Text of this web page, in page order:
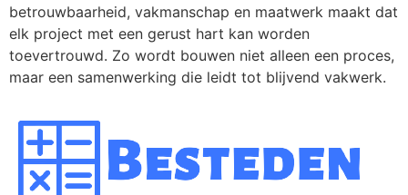
betrouwbaarheid, vakmanschap en maatwerk maakt dat
elk project met een gerust hart kan worden
toevertrouwd. Zo wordt bouwen niet alleen een proces,
maar een samenwerking die leidt tot blijvend vakwerk.